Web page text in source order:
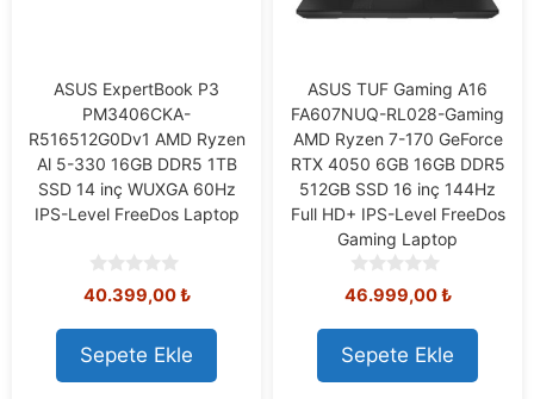
ASUS ExpertBook P3
PM3406CKA-
R516512G0Dv1 AMD Ryzen
Al 5-330 16GB DDR5 1TB
SSD 14 inç WUXGA 60Hz
IPS-Level FreeDos Laptop
0
o
u
t
o
f
40.399,00₺
Sepete Ekle
ASUS TUF Gaming A16
FA607NUQ-RL028-Gaming
AMD Ryzen 7-170 GeForce
RTX 4050 6GB 16GB DDR5
512GB SSD 16 inç 144Hz
Full HD+ IPS-Level FreeDos
Gaming Laptop
0
o
u
t
o
f
46.999,00₺
Sepete Ekle